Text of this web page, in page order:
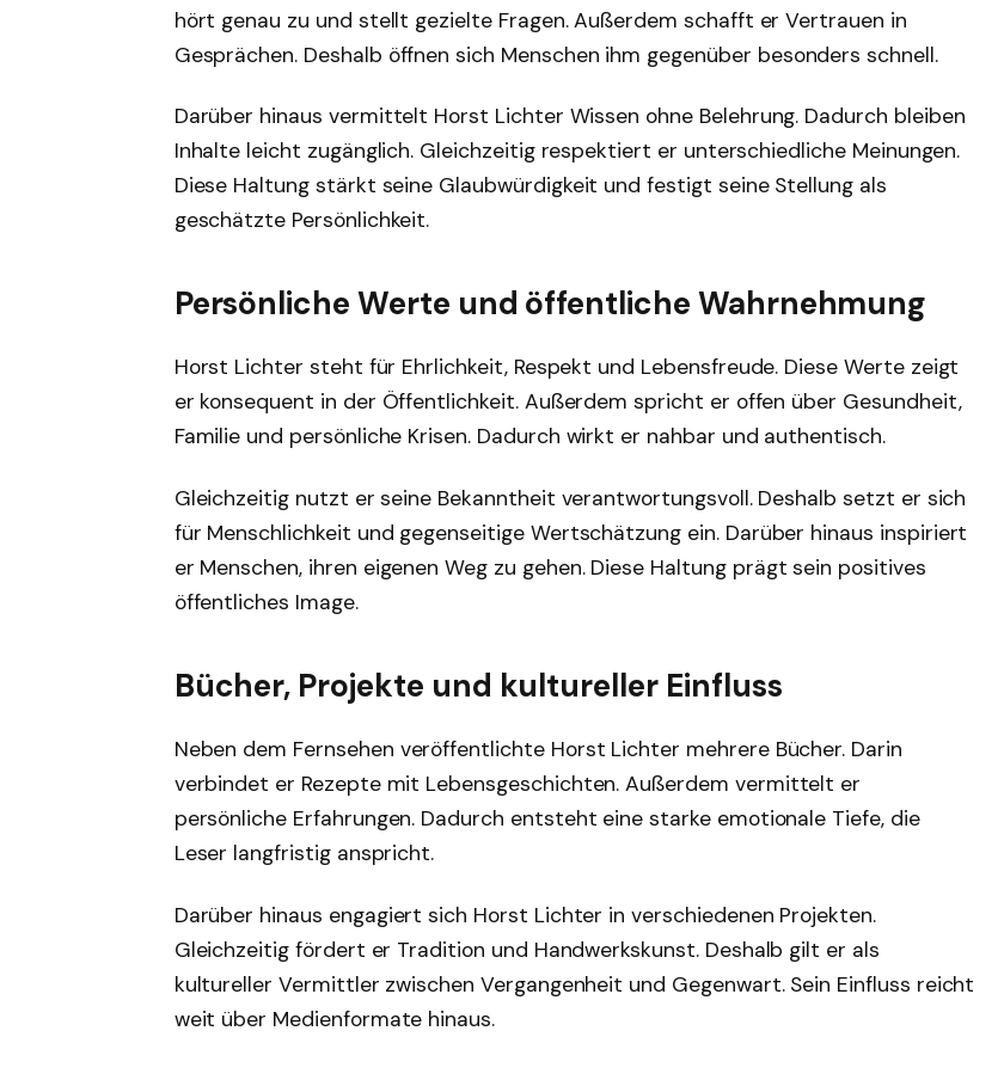
hört genau zu und stellt gezielte Fragen. Außerdem schafft er Vertrauen in
Gesprächen. Deshalb öffnen sich Menschen ihm gegenüber besonders schnell.
Darüber hinaus vermittelt Horst Lichter Wissen ohne Belehrung. Dadurch bleiben
Inhalte leicht zugänglich. Gleichzeitig respektiert er unterschiedliche Meinungen.
Diese Haltung stärkt seine Glaubwürdigkeit und festigt seine Stellung als
geschätzte Persönlichkeit.
Persönliche Werte und öffentliche Wahrnehmung
Horst Lichter steht für Ehrlichkeit, Respekt und Lebensfreude. Diese Werte zeigt
er konsequent in der Öffentlichkeit. Außerdem spricht er offen über Gesundheit,
Familie und persönliche Krisen. Dadurch wirkt er nahbar und authentisch.
Gleichzeitig nutzt er seine Bekanntheit verantwortungsvoll. Deshalb setzt er sich
für Menschlichkeit und gegenseitige Wertschätzung ein. Darüber hinaus inspiriert
er Menschen, ihren eigenen Weg zu gehen. Diese Haltung prägt sein positives
öffentliches Image.
Bücher, Projekte und kultureller Einfluss
Neben dem Fernsehen veröffentlichte Horst Lichter mehrere Bücher. Darin
verbindet er Rezepte mit Lebensgeschichten. Außerdem vermittelt er
persönliche Erfahrungen. Dadurch entsteht eine starke emotionale Tiefe, die
Leser langfristig anspricht.
Darüber hinaus engagiert sich Horst Lichter in verschiedenen Projekten.
Gleichzeitig fördert er Tradition und Handwerkskunst. Deshalb gilt er als
kultureller Vermittler zwischen Vergangenheit und Gegenwart. Sein Einfluss reicht
weit über Medienformate hinaus.